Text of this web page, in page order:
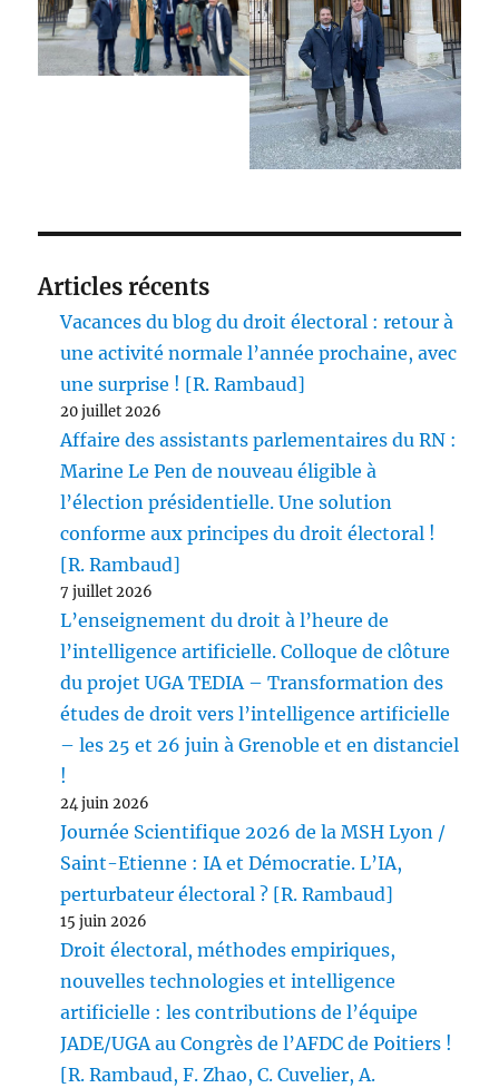
Articles récents
Vacances du blog du droit électoral : retour à
une activité normale l’année prochaine, avec
une surprise ! [R. Rambaud]
20 juillet 2026
Affaire des assistants parlementaires du RN :
Marine Le Pen de nouveau éligible à
l’élection présidentielle. Une solution
conforme aux principes du droit électoral !
[R. Rambaud]
7 juillet 2026
L’enseignement du droit à l’heure de
l’intelligence artificielle. Colloque de clôture
du projet UGA TEDIA – Transformation des
études de droit vers l’intelligence artificielle
– les 25 et 26 juin à Grenoble et en distanciel
!
24 juin 2026
Journée Scientifique 2026 de la MSH Lyon /
Saint-Etienne : IA et Démocratie. L’IA,
perturbateur électoral ? [R. Rambaud]
15 juin 2026
Droit électoral, méthodes empiriques,
nouvelles technologies et intelligence
artificielle : les contributions de l’équipe
JADE/UGA au Congrès de l’AFDC de Poitiers !
[R. Rambaud, F. Zhao, C. Cuvelier, A.